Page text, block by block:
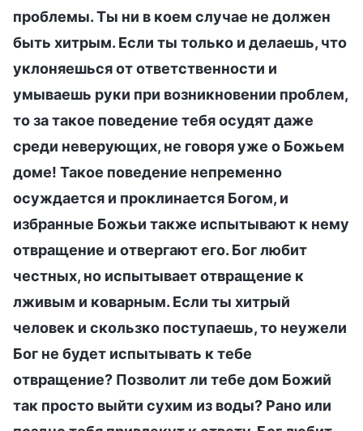
проблемы. Ты ни в коем случае не должен
быть хитрым. Если ты только и делаешь, что
уклоняешься от ответственности и
умываешь руки при возникновении проблем,
то за такое поведение тебя осудят даже
среди неверующих, не говоря уже о Божьем
доме! Такое поведение непременно
осуждается и проклинается Богом, и
избранные Божьи также испытывают к нему
отвращение и отвергают его. Бог любит
честных, но испытывает отвращение к
лживым и коварным. Если ты хитрый
человек и скользко поступаешь, то неужели
Бог не будет испытывать к тебе
отвращение? Позволит ли тебе дом Божий
так просто выйти сухим из воды? Рано или